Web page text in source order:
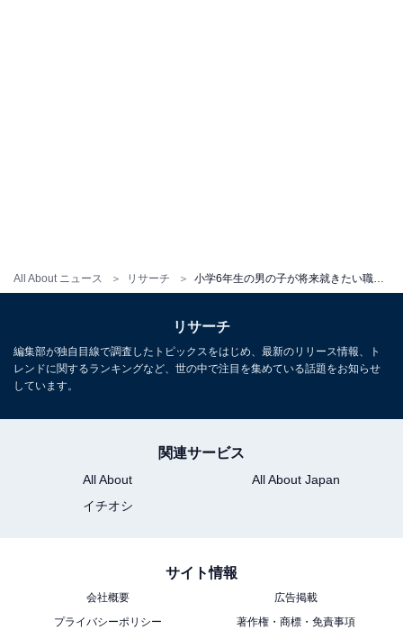
All About ニュース リサーチ
リサーチ
編集部が独自目線で調査したトピックスをはじめ、最新のリリース情報、ト
レンドに関するランキングなど、世の中で注目を集めている話題をお知らせ
しています。
関連サービス
All About
All About Japan
イチオシ
サイト情報
会社概要
広告掲載
プライバシーポリシー
著作権・商標・免責事項